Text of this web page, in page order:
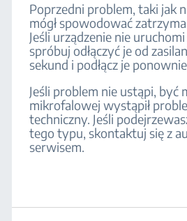
Poprzedni problem, taki jak
mógł spowodować
Jeśli urządzenie nie
spróbuj odłączyć je od
sekund i podłącz je
Jeśli problem nie ustąpi, być
mikrofalowej wystąpił
techniczny. Jeśli
tego typu, skontaktuj się z
serwisem.